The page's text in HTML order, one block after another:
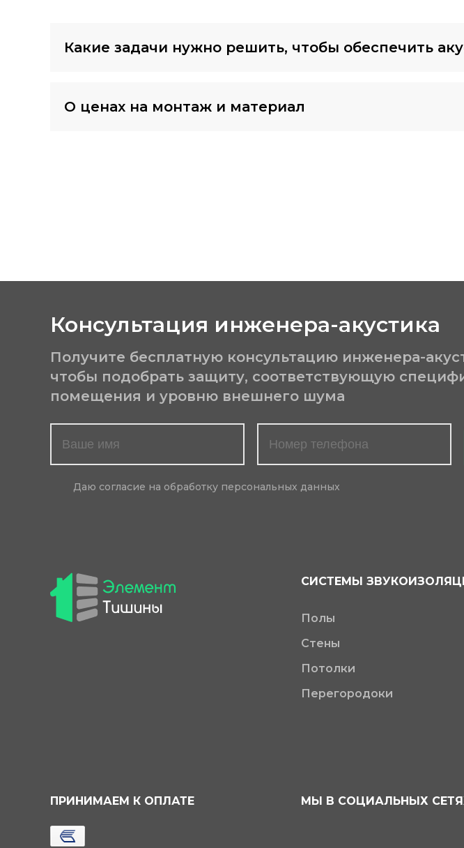
Какие задачи нужно решить, чтобы обеспечить
О ценах на монтаж и материал
Консультация инженера-акустика
Получите бесплатную консультацию инженера-
чтобы подобрать защиту, соответствующую
помещения и уровню внешнего шума
Даю согласие на обработку персональных данных
СИСТЕМЫ
Полы
Стены
Потолки
Перегородоки
ПРИНИМАЕМ К ОПЛАТЕ МЫ В СОЦИАЛЬНЫХ